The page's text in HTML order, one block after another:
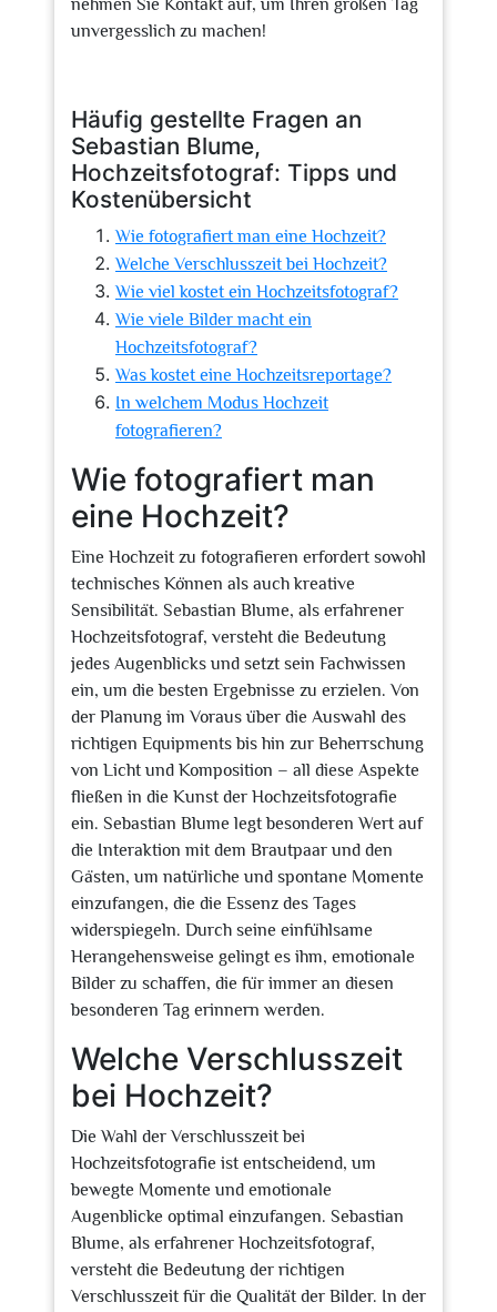
nehmen Sie Kontakt auf, um Ihren großen Tag
unvergesslich zu machen!
Häufig gestellte Fragen an
Sebastian Blume,
Hochzeitsfotograf: Tipps und
Kostenübersicht
Wie fotografiert man eine Hochzeit?
Welche Verschlusszeit bei Hochzeit?
Wie viel kostet ein Hochzeitsfotograf?
Wie viele Bilder macht ein
Hochzeitsfotograf?
Was kostet eine Hochzeitsreportage?
In welchem Modus Hochzeit
fotografieren?
Wie fotografiert man
eine Hochzeit?
Eine Hochzeit zu fotografieren erfordert sowohl
technisches Können als auch kreative
Sensibilität. Sebastian Blume, als erfahrener
Hochzeitsfotograf, versteht die Bedeutung
jedes Augenblicks und setzt sein Fachwissen
ein, um die besten Ergebnisse zu erzielen. Von
der Planung im Voraus über die Auswahl des
richtigen Equipments bis hin zur Beherrschung
von Licht und Komposition – all diese Aspekte
fließen in die Kunst der Hochzeitsfotografie
ein. Sebastian Blume legt besonderen Wert auf
die Interaktion mit dem Brautpaar und den
Gästen, um natürliche und spontane Momente
einzufangen, die die Essenz des Tages
widerspiegeln. Durch seine einfühlsame
Herangehensweise gelingt es ihm, emotionale
Bilder zu schaffen, die für immer an diesen
besonderen Tag erinnern werden.
Welche Verschlusszeit
bei Hochzeit?
Die Wahl der Verschlusszeit bei
Hochzeitsfotografie ist entscheidend, um
bewegte Momente und emotionale
Augenblicke optimal einzufangen. Sebastian
Blume, als erfahrener Hochzeitsfotograf,
versteht die Bedeutung der richtigen
Verschlusszeit für die Qualität der Bilder. In der